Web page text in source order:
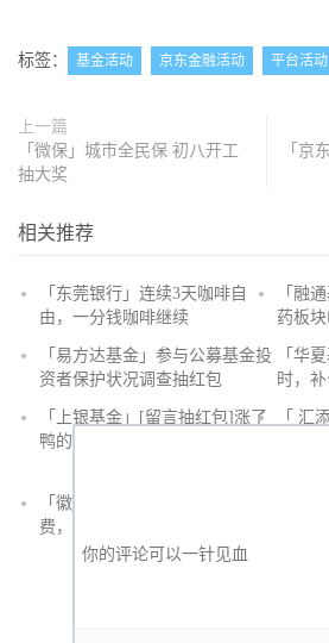
标签： 基金活动 京东金融活动 平台活动
上一篇
「微保」城市全民保 初八开工
抽大奖
「京
相关推荐
「东莞银行」连续3天咖啡自
由，一分钱咖啡继续
「融
药板块
「易方达基金」参与公募基金投
资者保护状况调查抽红包
「华
时，
「上银基金」[留言抽红包]​涨了
鸭的投资旅途
「 汇
「徽商银行」手机银行充值话
费，至高立减30元